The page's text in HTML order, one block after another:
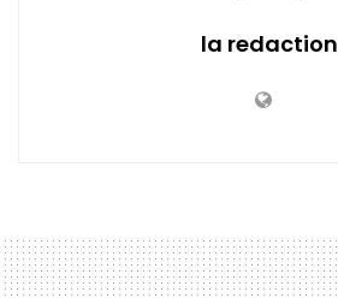
la redaction